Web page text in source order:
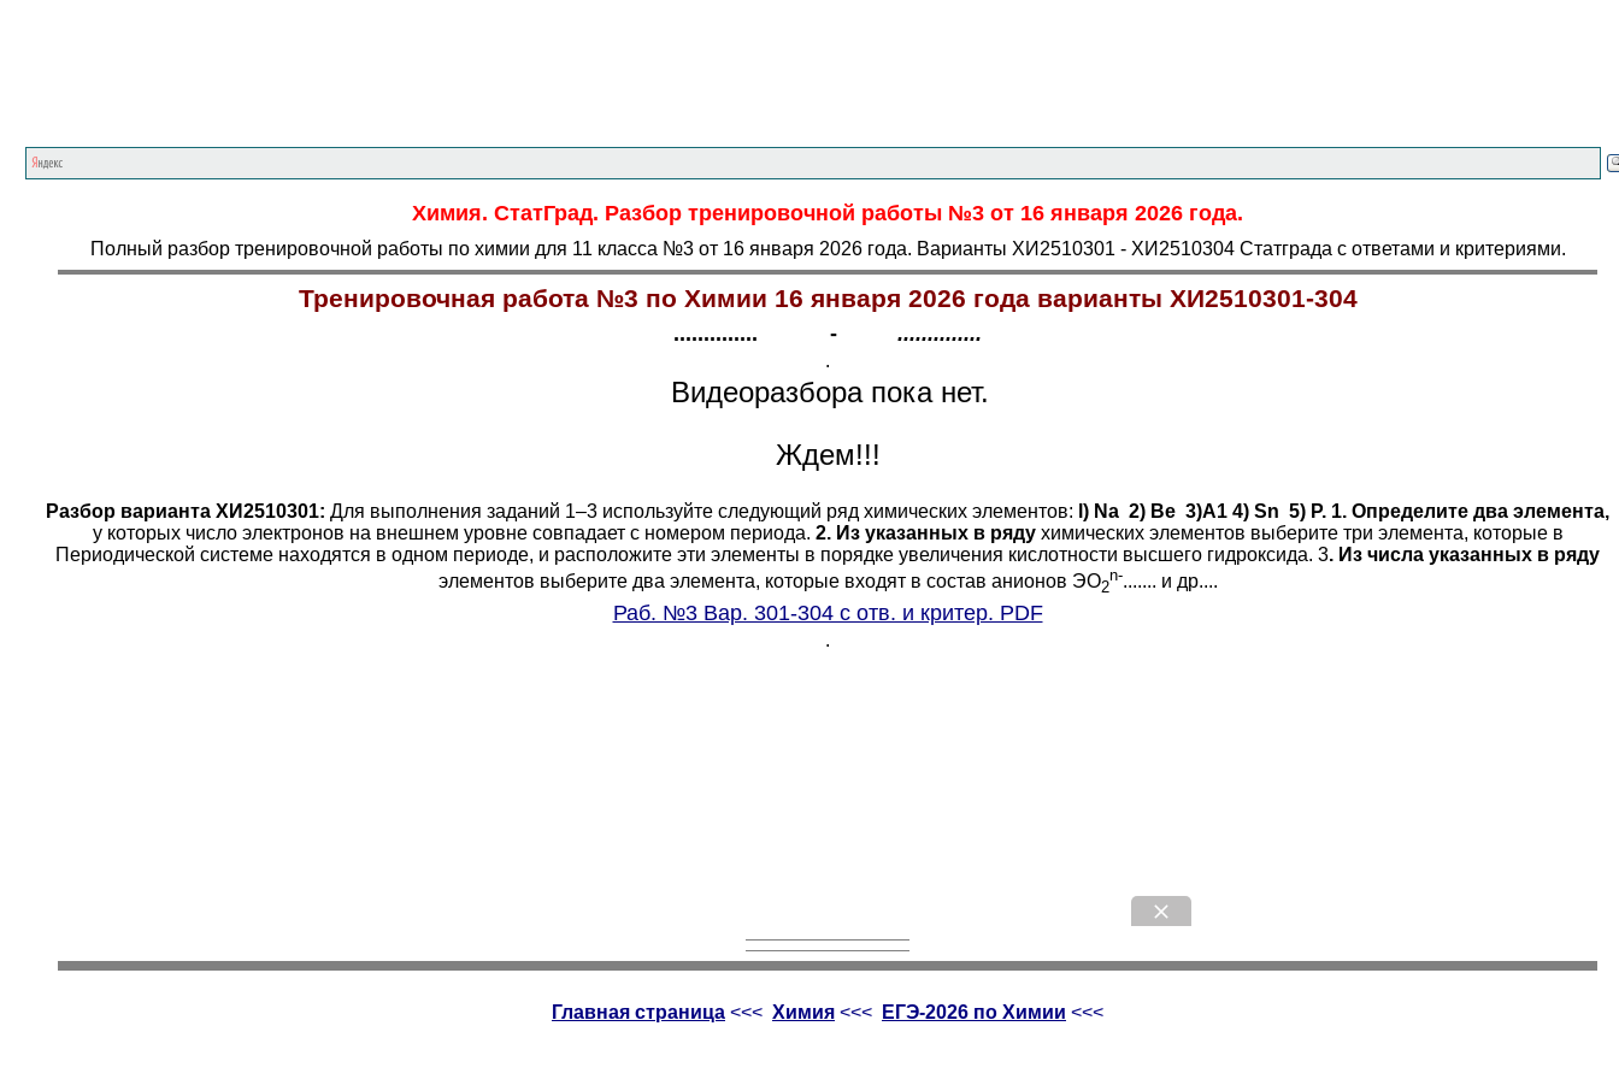
Химия. СтатГрад. Разбор тренировочной работы №3 от 16 января 2026 года.
Полный разбор тренировочной работы по химии для 11 класса №3 от 16 января 2026 года. Варианты ХИ2510301 - ХИ2510304 Статграда с ответами и критериями.
Тренировочная работа №3 по Химии 16 января 2026 года варианты ХИ2510301-304
.............. - ..............
.
Видеоразбора пока нет.
Ждем!!!
Разбор варианта ХИ2510301: Для выполнения заданий 1–3 используйте следующий ряд химических элементов: l) Na 2) Be 3)A1 4) Sn 5) P. 1. Определите два элемента,
у которых число электронов на внешнем уровне совпадает с номером периода. 2. Из указанных в рядухимических элементов выберите три элемента, которые в
Периодической системе находятся в одном периоде, и расположите эти элементы в порядке увеличения кислотности высшего гидроксида. 3. Из числа указанных в ряду
элементов выберите два элемента, которые входят в состав анионов ЭО2
n-....... и др....
Раб. №3 Вар. 301-304 с отв. и критер. PDF
.
Главная страница <<< Химия <<< ЕГЭ-2026 по Химии <<<